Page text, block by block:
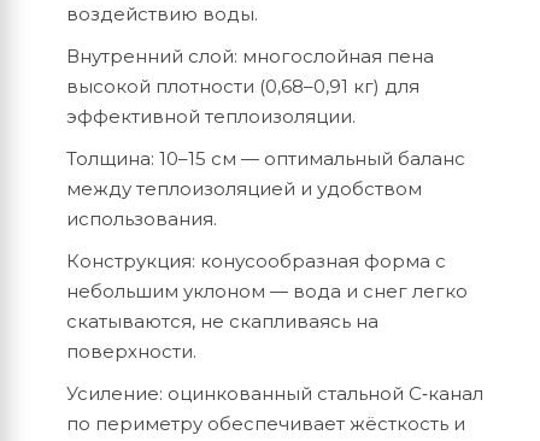
воздействию воды.
Внутренний слой: многослойная пена
высокой плотности (0,68–0,91 кг) для
эффективной теплоизоляции.
Толщина: 10–15 см — оптимальный баланс
между теплоизоляцией и удобством
использования.
Конструкция: конусообразная форма с
небольшим уклоном — вода и снег легко
скатываются, не скапливаясь на
поверхности.
Усиление: оцинкованный стальной С‑канал
по периметру обеспечивает жёсткость и